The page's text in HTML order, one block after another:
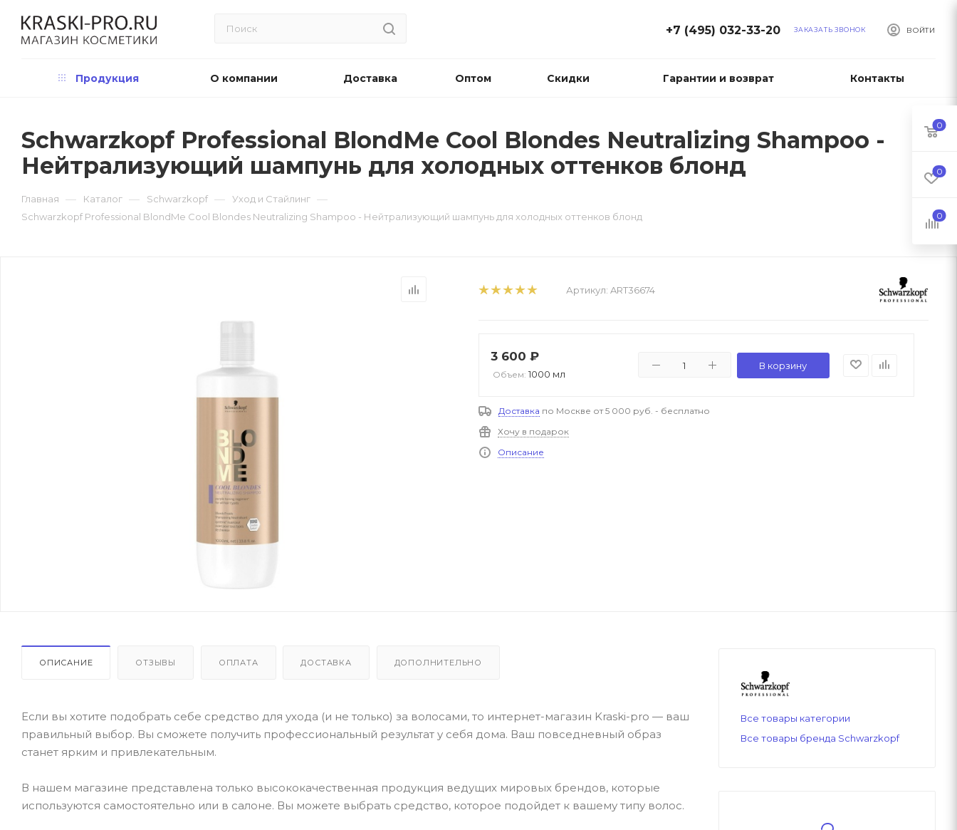
ВОЙТИ
+7 (495) 032-33-20 ЗАКАЗАТЬ ЗВОНОК
Продукция О компании Доставка Оптом Скидки Гарантии и возврат Контакты
Schwarzkopf Professional BlondMe Cool Blondes Neutralizing Shampoo -
Нейтрализующий шампунь для холодных оттенков блонд
Главная — Каталог — Schwarzkopf — Уход и Стайлинг —
Schwarzkopf Professional BlondMe Cool Blondes Neutralizing Shampoo - Нейтрализующий шампунь для холодных оттенков блонд
Артикул: ART36674
3 600 ₽
Объем: 1000 мл
В корзину
Доставка по Москве от 5 000 руб. - бесплатно
Хочу в подарок
Описание
ОПИСАНИЕ ОТЗЫВЫ ОПЛАТА ДОСТАВКА ДОПОЛНИТЕЛЬНО
Если вы хотите подобрать себе средство для ухода (и не только) за волосами, то интернет-магазин Kraski-pro — ваш
правильный выбор. Вы сможете получить профессиональный результат у себя дома. Ваш повседневный образ
станет ярким и привлекательным.
В нашем магазине представлена только высококачественная продукция ведущих мировых брендов, которые
используются самостоятельно или в салоне. Вы можете выбрать средство, которое подойдет к вашему типу волос.
Все товары категории
Все товары бренда Schwarzkopf
0
0
0